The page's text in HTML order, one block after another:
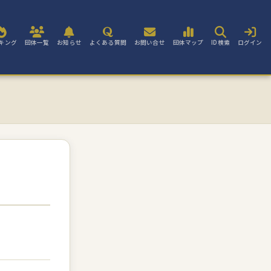
ング 団体一覧 お知らせ よくある質問 お問い合せ 団体マップ ID検索 ログイン